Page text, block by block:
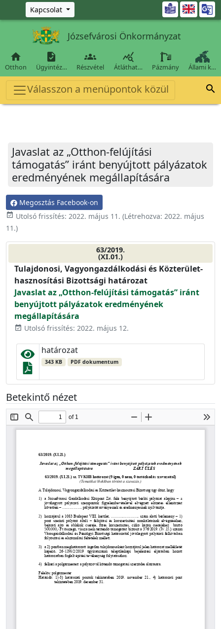
Ugrás a fő tartalomra
Kapcsolat 
Józsefvárosi Önkormányzat

Otthon

Ügyintéz…

Részvétel

Átláthat… Pázmány Állami k…
Válasszon a menüpontok közül 
Javaslat az „Otthon-felújítási
támogatás” iránt benyújtott pályázatok
eredményének megállapítására
Megosztás Facebook-on
event_available Utolsó frissítés: 2022. május 11. (Létrehozva: 2022. május
11.)
63/2019.
(XI.01.)
Tulajdonosi, Vagyongazdálkodási és Közterület-
hasznosítási Bizottsági határozat
Javaslat az „Otthon-felújítási támogatás” iránt
benyújtott pályázatok eredményének
megállapítására
event_available Utolsó frissítés: 2022. május 12.
határozat
343 KB PDF dokumentum
Betekintő nézet